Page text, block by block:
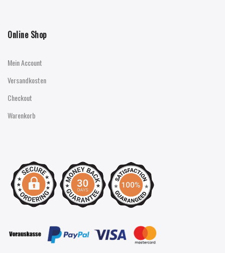
Online Shop
Mein Account
Versandkosten
Checkout
Warenkorb